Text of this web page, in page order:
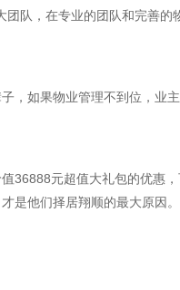
队，在专业的团队和完善
如果物业管理不到位，业
36888元超值大礼包的优惠
是他们择居翔顺的最大原因。